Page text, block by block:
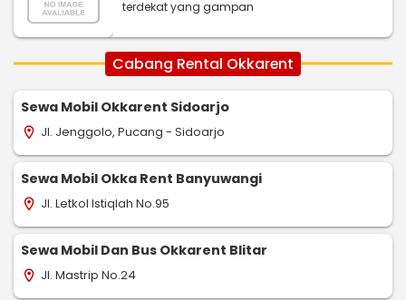
terdekat yang gampan
Cabang Rental Okkarent
Sewa Mobil Okkarent Sidoarjo
location_on Jl. Jenggolo, Pucang - Sidoarjo
Sewa Mobil Okka Rent Banyuwangi
location_on Jl. Letkol Istiqlah No.95
Sewa Mobil Dan Bus Okkarent Blitar
location_on Jl. Mastrip No.24